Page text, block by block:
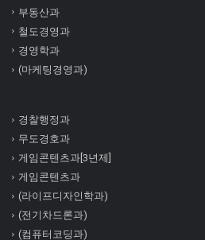
부동산과
철도경영과
경영학과
(마케팅경영과)
경찰행정과
무도경호과
게임콘텐츠과[3년제]
게임콘텐츠과
(라이프디자인학과)
(전기차드론과)
(컴퓨터코딩과)